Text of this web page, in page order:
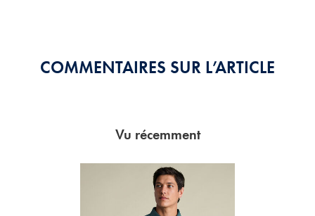
COMMENTAIRES SUR L’ARTICLE
Vu récemment